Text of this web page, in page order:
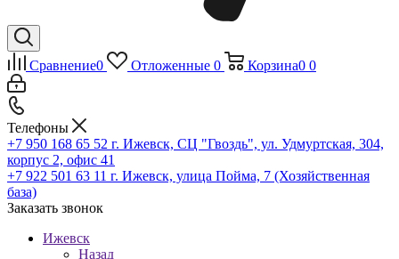
Сравнение0 Отложенные 0 Корзина0 0
Телефоны
+7 950 168 65 52 г. Ижевск, СЦ "Гвоздь", ул. Удмуртская, 304,
корпус 2, офис 41
+7 922 501 63 11 г. Ижевск, улица Пойма, 7 (Хозяйственная
база)
Заказать звонок
Ижевск
Назад